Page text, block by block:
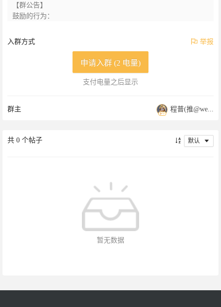
【群公告】
鼓励的行为：
• 分享技术资源
• 发起与编程、出海无关的话题
• 无脑怼人（分享你的见闻、经验，但别用怼人来拔高自己）
入群方式 举报
申请入群 (2 电量)
支付电量之后显示
群主
0
程普(推@we...
共 0 个帖子 默认
暂无数据